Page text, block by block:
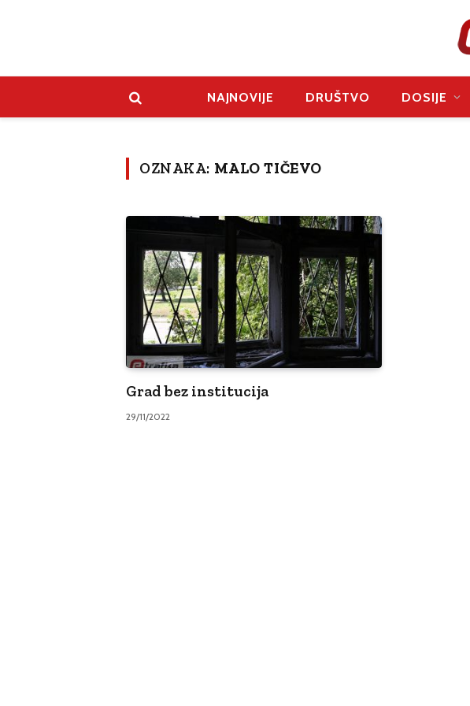
NAJNOVIJE DRUŠTVO DOSIJE
OZNAKA: MALO TIČEVO
Grad bez institucija
29/11/2022